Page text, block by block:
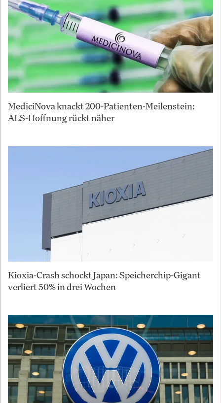
MediciNova knackt 200-Patienten-Meilenstein:
ALS-Hoffnung rückt näher
Kioxia-Crash schockt Japan: Speicherchip-Gigant
verliert 50% in drei Wochen